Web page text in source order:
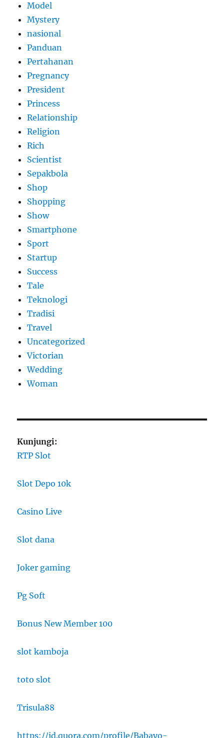
Model
Mystery
nasional
Panduan
Pertahanan
Pregnancy
President
Princess
Relationship
Religion
Rich
Scientist
Sepakbola
Shop
Shopping
Show
Smartphone
Sport
Startup
Success
Tale
Teknologi
Tradisi
Travel
Uncategorized
Victorian
Wedding
Woman
Kunjungi:
RTP Slot
Slot Depo 10k
Casino Live
Slot dana
Joker gaming
Pg Soft
Bonus New Member 100
slot kamboja
toto slot
Trisula88
https://id.quora.com/profile/Babayo-